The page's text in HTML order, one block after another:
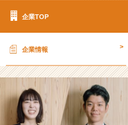
ズ
用/
人
-
【お
企業TOP
企業情報 >